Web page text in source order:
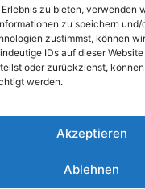
zu bieten, verwenden
zu speichern
zustimmst, können
IDs auf dieser
oder zurückziehst,
werden.
Akzeptieren
Ablehnen